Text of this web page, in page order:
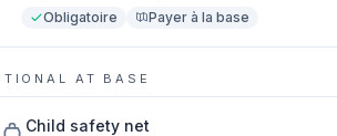
Obligatoire Payer à la base
AT BASE
Child safety net